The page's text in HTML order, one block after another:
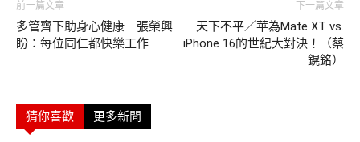
前一篇文章
多管齊下助身心健康 張榮興
盼：每位同仁都快樂工作
下一篇文章
天下不平／華為Mate XT vs.
iPhone 16的世紀大對決！（蔡
鎤銘）
猜你喜歡 更多新聞